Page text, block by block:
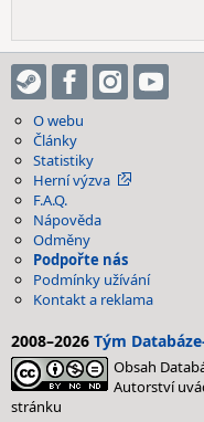
O webu
Články
Statistiky
Herní výzva
F.A.Q.
Nápověda
Odměny
Podpořte nás
Podmínky užívání
Kontakt a reklama
2008–2026 Tým
Obsah
Autorství
stránku